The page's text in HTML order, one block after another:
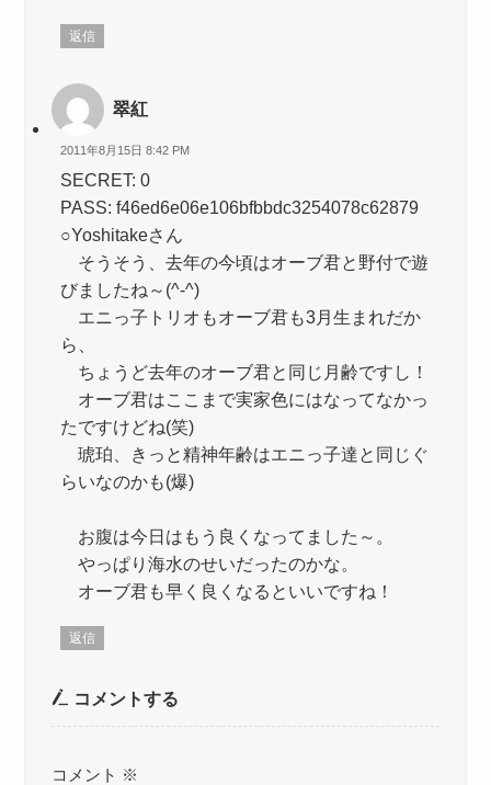
返信
翠紅
2011年8月15日 8:42 PM
SECRET: 0
PASS: f46ed6e06e106bfbbdc3254078c62879
○Yoshitakeさん
そうそう、去年の今頃はオーブ君と野付で遊
びましたね～(^-^)
エニっ子トリオもオーブ君も3月生まれだか
ら、
ちょうど去年のオーブ君と同じ月齢ですし！
オーブ君はここまで実家色にはなってなかっ
たですけどね(笑)
琥珀、きっと精神年齢はエニっ子達と同じぐ
らいなのかも(爆)
お腹は今日はもう良くなってました～。
やっぱり海水のせいだったのかな。
オーブ君も早く良くなるといいですね！
返信
コメントする
コメント ※